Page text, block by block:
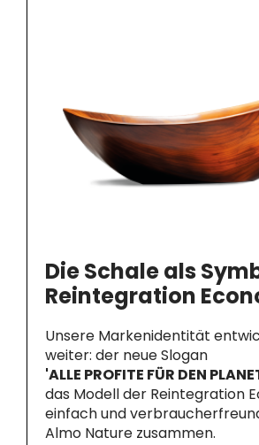
Die Schale als
Reintegration
Unsere Markenidentität
weiter: der neue Slogan
'ALLE PROFITE FÜR DEN
das Modell der Reintegration
einfach und
Almo Nature zusammen.